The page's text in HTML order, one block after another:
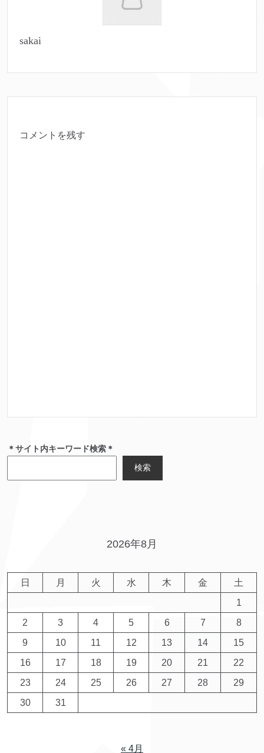
sakai
コメントを残す
＊サイト内キーワード検索＊
検索
2026年8月
日 月 火 水 木 金
土
1
2
3 4 5 6 7
8
9
10 11 12 13 14
15
16
17 18 19 20 21
22
23
24 25 26 27 28
29
30
31
« 4月